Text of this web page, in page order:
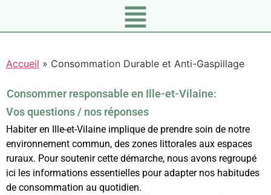
Accueil » Consommation Durable et Anti-Gaspillage
Consommer responsable en Ille-et-Vilaine:
Vos questions / nos réponses
Habiter en Ille-et-Vilaine implique de prendre soin de notre
environnement commun, des zones littorales aux espaces
ruraux. Pour soutenir cette démarche, nous avons regroupé
ici les informations essentielles pour adapter nos habitudes
de consommation au quotidien.